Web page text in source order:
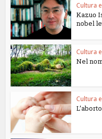
Cultura
Kazuo
nobel
Cultura
Nel
Cultura